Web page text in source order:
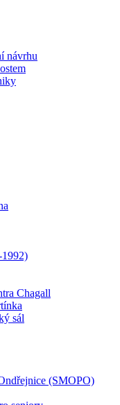
návrhu
Chagall
sál
(SMOPO)